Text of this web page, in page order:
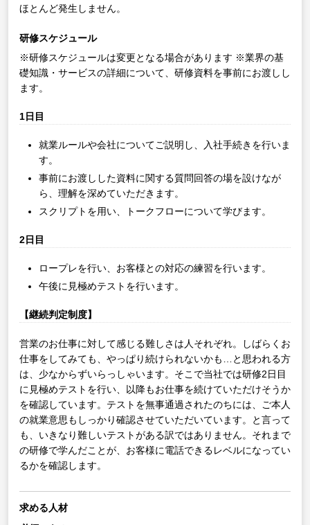
ほとんど発生しません。
研修スケジュール
※研修スケジュールは変更となる場合があります ※業界の基
礎知識・サービスの詳細について、研修資料を事前にお渡しし
ます。
1日目
就業ルールや会社についてご説明し、入社手続きを行いま
す。
事前にお渡しした資料に関する質問回答の場を設けなが
ら、理解を深めていただきます。
スクリプトを用い、トークフローについて学びます。
2日目
ロープレを行い、お客様との対応の練習を行います。
午後に見極めテストを行います。
【継続判定制度】
営業のお仕事に対して感じる難しさは人それぞれ。しばらくお
仕事をしてみても、やっぱり続けられないかも…と思われる方
は、少なからずいらっしゃいます。そこで当社では研修2日目
に見極めテストを行い、以降もお仕事を続けていただけそうか
を確認しています。テストを無事通過されたのちには、ご本人
の就業意思もしっかり確認させていただいています。と言って
も、いきなり難しいテストがある訳ではありません。それまで
の研修で学んだことが、お客様に電話できるレベルになってい
るかを確認します。
求める人材